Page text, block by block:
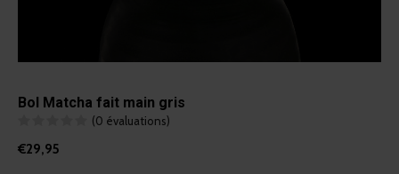
Bol Matcha fait main gris
(0 évaluations)
€29,95